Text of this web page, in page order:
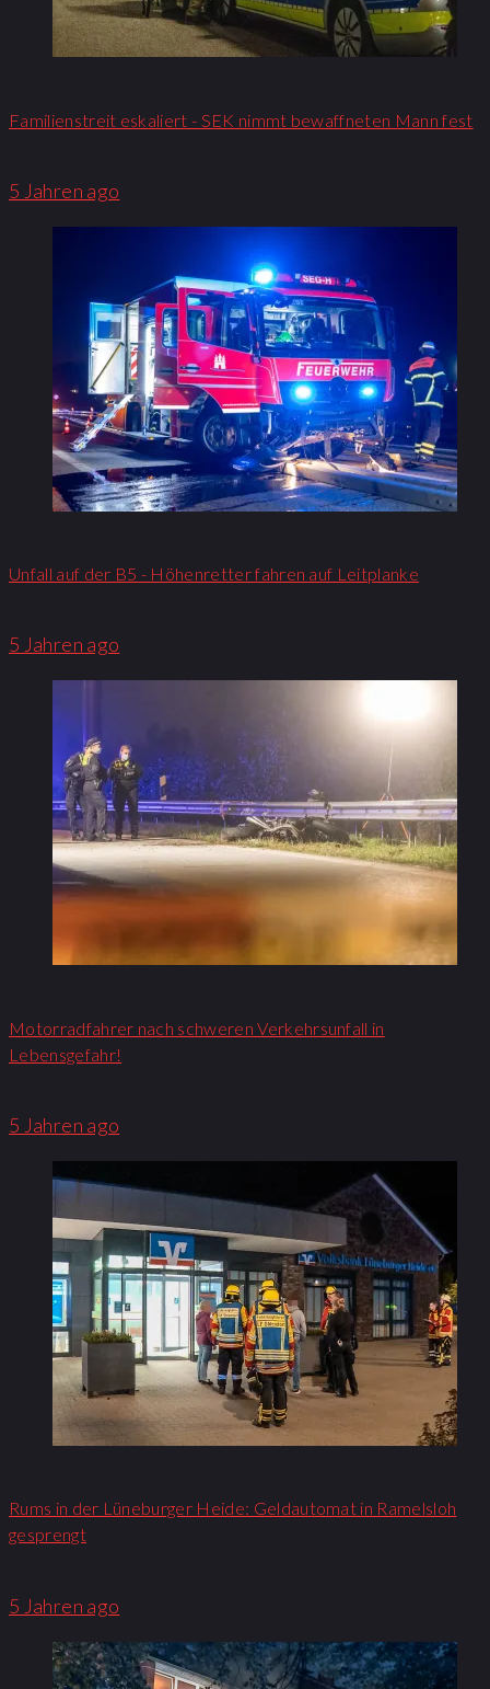
Familienstreit eskaliert - SEK nimmt bewaffneten Mann fest
5 Jahren ago
Unfall auf der B5 - Höhenretter fahren auf Leitplanke
5 Jahren ago
Motorradfahrer nach schweren Verkehrsunfall in
Lebensgefahr!
5 Jahren ago
Rums in der Lüneburger Heide: Geldautomat in Ramelsloh
gesprengt
5 Jahren ago